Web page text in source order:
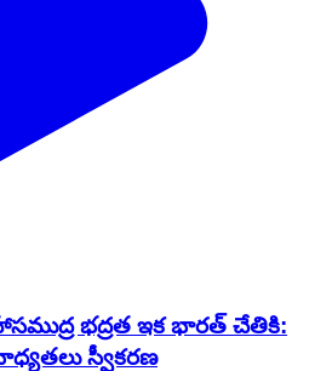
భద్రత ఇక భారత్ చేతికి:
స్వీకరణ